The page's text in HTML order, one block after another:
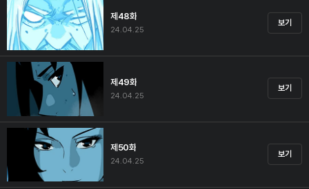
제48화
24.04.25
보기
제49화
24.04.25
보기
제50화
24.04.25
보기